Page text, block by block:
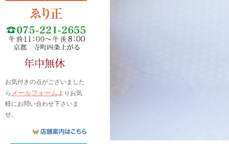
お気付きの点がございました
ら メールフォームよりお気
軽にお問い合わせ下さいま
せ。